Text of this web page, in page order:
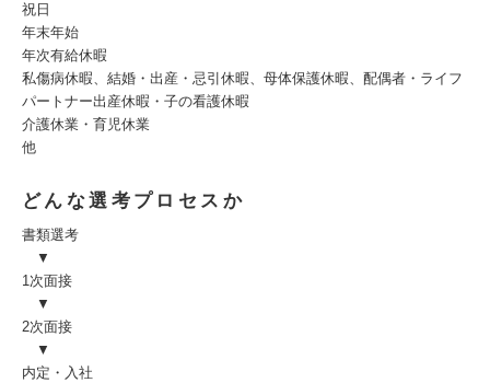
祝日
年末年始
年次有給休暇
私傷病休暇、結婚・出産・忌引休暇、母体保護休暇、配偶者・ライフ
パートナー出産休暇・子の看護休暇
介護休業・育児休業
他
どんな選考プロセスか
書類選考
▼
1次面接
▼
2次面接
▼
内定・入社